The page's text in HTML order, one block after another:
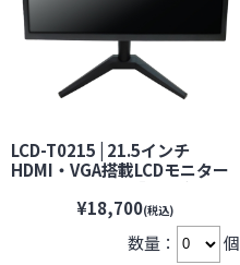
LCD-T0215 | 21.5インチ
HDMI・VGA搭載LCDモニター
【BROADWATCH】【ブロード
ウォッチ】【防犯カメラ】
【監視カメラ】【セキュリティ
¥18,700(税込)
数量： 個